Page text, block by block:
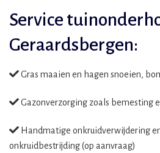
Service
Geraardsbergen:
Gras maaien en hagen snoeien,
Gazonverzorging zoals bemesting
Handmatige onkruidverwijdering
onkruidbestrijding (op aanvraag)